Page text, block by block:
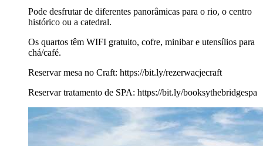
Pode desfrutar de diferentes panorâmicas para o rio, o centro
histórico ou a catedral.
Os quartos têm WIFI gratuito, cofre, minibar e utensílios para
chá/café.
Reservar mesa no Craft: https://bit.ly/rezerwacjecraft
Reservar tratamento de SPA: https://bit.ly/booksythebridgespa